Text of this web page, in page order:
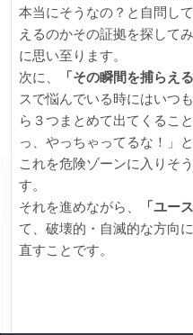
本当にそうなの？と自問し
えるのかその証拠を探して
に思い至ります。
次に、
「その瞬間を捕らえる
スで悩んでいる時にはいつ
ら３つまとめて出てくるこ
っ、やっちゃってるな！」
これを危険ゾーンに入りそ
す。
それを進めながら、
「ユー
て、破壊的・自滅的な方向
直すことです。